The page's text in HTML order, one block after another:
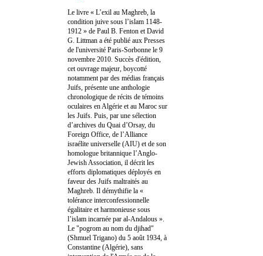
Le livre « L’exil au Maghreb, la
condition juive sous l’islam 1148-
1912 » de Paul B. Fenton et David
G. Littman a été publié aux Presses
de l'université Paris-Sorbonne le 9
novembre 2010. Succès d'édition,
cet ouvrage majeur, boycotté
notamment par des médias français
Juifs, présente une anthologie
chronologique de récits de témoins
oculaires en Algérie et au Maroc sur
les Juifs. Puis, par une sélection
d’archives du Quai d’Orsay, du
Foreign Office, de l’Alliance
israélite universelle (AIU) et de son
homologue britannique l’Anglo-
Jewish Association, il décrit les
efforts diplomatiques déployés en
faveur des Juifs maltraités au
Maghreb. Il démythifie la «
tolérance interconfessionnelle
égalitaire et harmonieuse sous
l’islam incarnée par al-Andalous ».
Le "pogrom au nom du djihad"
(Shmuel Trigano) du 5 août 1934, à
Constantine (Algérie), sans